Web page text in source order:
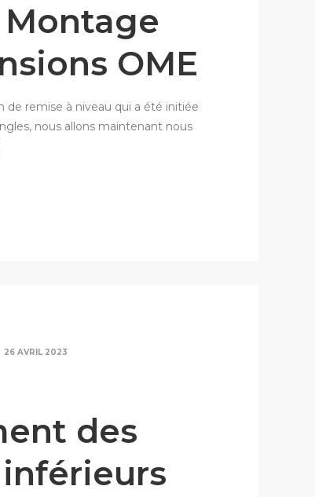
OME
de remise à niveau qui a été initiée
nous allons maintenant nous
26 AVRIL 2023
des